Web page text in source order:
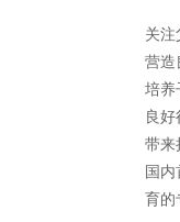
关
营造
培养
良
带来
国
育的